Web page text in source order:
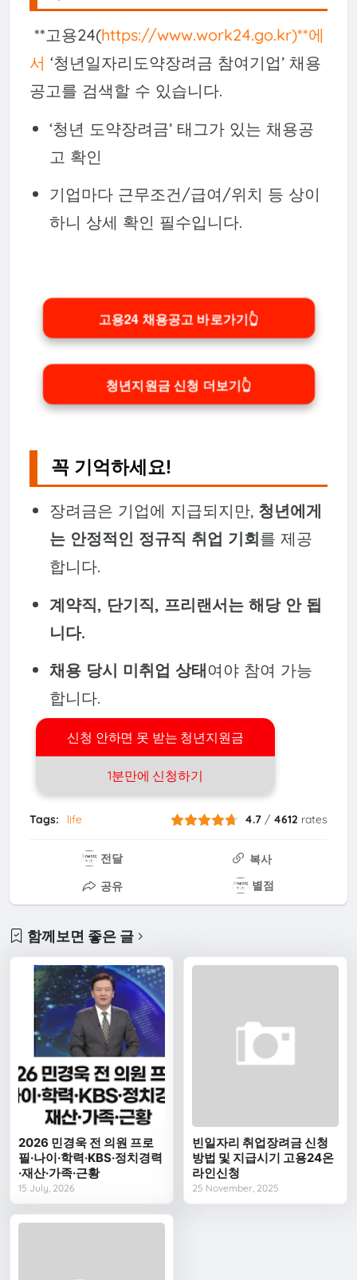
신청 안하면 못 받는 청년지원금
1분만에 신청하기
**고용24(https://www.work24.go.kr)**에
서 ‘청년일자리도약장려금 참여기업’ 채용
공고를 검색할 수 있습니다.
‘청년 도약장려금’ 태그가 있는 채용공
고 확인
기업마다 근무조건/급여/위치 등 상이
하니 상세 확인 필수입니다.
고용24 채용공고 바로가기👆
청년지원금 신청 더보기👆
꼭 기억하세요!
장려금은 기업에 지급되지만, 청년에게
는 안정적인 정규직 취업 기회를 제공
합니다.
계약직, 단기직, 프리랜서는 해당 안 됩
니다.
채용 당시 미취업 상태여야 참여 가능
합니다.
Tags: life 4.7 / 4612 rates
전달
복사
공유
별점
함께보면 좋은 글
2026 민경욱 전 의원 프로
필·나이·학력·KBS·정치경력
·재산·가족·근황
15 July, 2026
빈일자리 취업장려금 신청
방법 및 지급시기 고용24온
라인신청
25 November, 2025